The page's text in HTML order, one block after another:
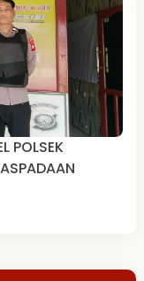
POLSEK